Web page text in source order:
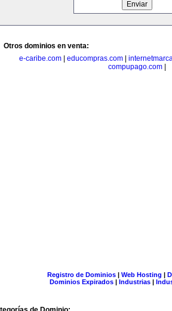
Otros dominios en venta:
e-caribe.com| educompras.com|
compupago.com|
Registro de Dominios| Web Hosting |
Dominios Expirados | Industrias |